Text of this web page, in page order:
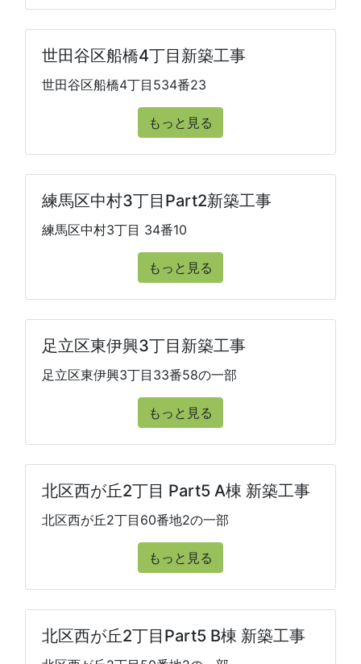
世田谷区船橋4丁目新築工事
世田谷区船橋4丁目534番23
もっと見る
練馬区中村3丁目Part2新築工事
練馬区中村3丁目 34番10
もっと見る
足立区東伊興3丁目新築工事
足立区東伊興3丁目33番58の一部
もっと見る
北区西が丘2丁目 Part5 A棟 新築工事
北区西が丘2丁目60番地2の一部
もっと見る
北区西が丘2丁目Part5 B棟 新築工事